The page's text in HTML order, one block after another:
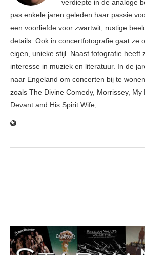
verdiepte in de analoge
pas enkele jaren geleden haar passie
een voorliefde voor zwartwit, rustige
details. Ook in concertfotografie gaat ze
eigen, unieke stijl. Naast fotografie heeft
interesse in muziek en literatuur. In de
naar Engeland om concerten bij te
zoals The Divine Comedy, Morrissey, My
Devant and His Spirit Wife,....